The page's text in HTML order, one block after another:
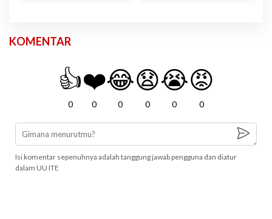
KOMENTAR
👍
0
❤️
0
😂
0
😧
0
😭
0
😡
0
Isi komentar sepenuhnya adalah tanggung jawab pengguna dan diatur
dalam UU ITE